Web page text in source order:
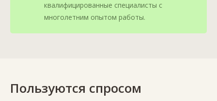
квалифицированные специалисты с
многолетним опытом работы.
Пользуются спросом